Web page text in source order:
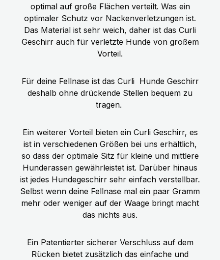
optimal auf große Flächen verteilt. Was ein
optimaler Schutz vor Nackenverletzungen ist.
Das Material ist sehr weich, daher ist das Curli
Geschirr auch für verletzte Hunde von großem
Vorteil.
Für deine Fellnase ist das Curli Hunde Geschirr
deshalb ohne drückende Stellen bequem zu
tragen.
Ein weiterer Vorteil bieten ein Curli Geschirr, es
ist in verschiedenen Größen bei uns erhältlich,
so dass der optimale Sitz für kleine und mittlere
Hunderassen gewährleistet ist. Darüber hinaus
ist jedes Hundegeschirr sehr einfach verstellbar.
Selbst wenn deine Fellnase mal ein paar Gramm
mehr oder weniger auf der Waage bringt macht
das nichts aus.
Ein Patentierter sicherer Verschluss auf dem
Rücken bietet zusätzlich das einfache und